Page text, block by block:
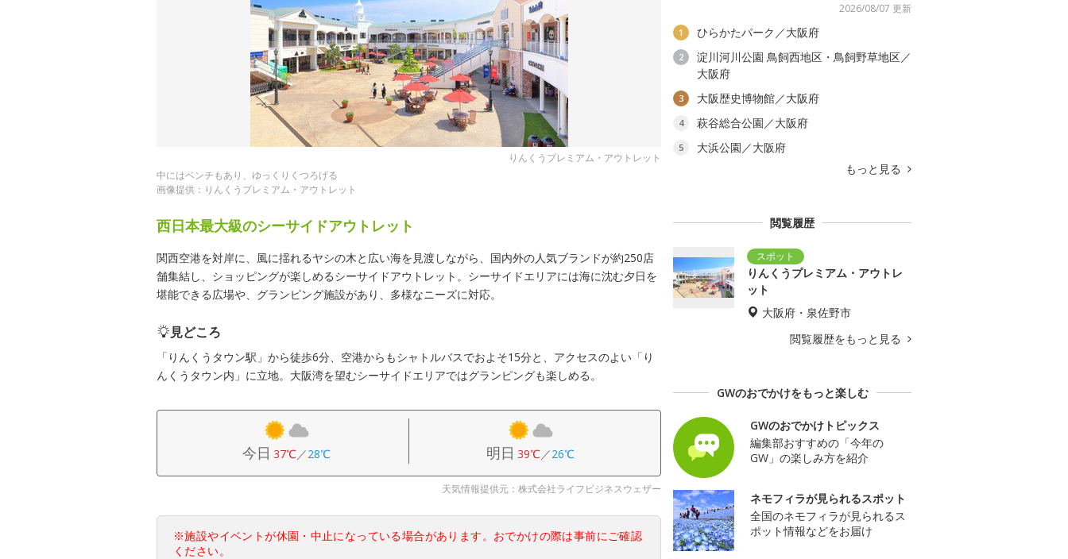
りんくうプレミアム・アウトレット
中にはベンチもあり、ゆっくりくつろげる
画像提供：りんくうプレミアム・アウトレット
西日本最大級のシーサイドアウトレット
関西空港を対岸に、風に揺れるヤシの木と広い海を見渡しながら、国内外の人気ブランドが約250店
舗集結し、ショッピングが楽しめるシーサイドアウトレット。シーサイドエリアには海に沈む夕日を
堪能できる広場や、グランピング施設があり、多様なニーズに対応。
見どころ
「りんくうタウン駅」から徒歩6分、空港からもシャトルバスでおよそ15分と、アクセスのよい「り
んくうタウン内」に立地。大阪湾を望むシーサイドエリアではグランピングも楽しめる。
今日 37℃／28℃ 明日 39℃／26℃
天気情報提供元：株式会社ライフビジネスウェザー
※施設やイベントが休園・中止になっている場合があります。おでかけの際は事前にご確認
ください。
2026/08/07 更新
1 ひらかたパーク／大阪府
2
淀川河川公園 鳥飼西地区・鳥飼野草地区／
大阪府
3 大阪歴史博物館／大阪府
4 萩谷総合公園／大阪府
5
大浜公園／大阪府
もっと見る
閲覧履歴
りんくうプレミアム・アウトレ
ット
大阪府・泉佐野市
閲覧履歴をもっと見る
GWのおでかけをもっと楽しむ
GWのおでかけトピックス
編集部おすすめの「今年の
GW」の楽しみ方を紹介
ネモフィラが見られるスポット
全国のネモフィラが見られるス
ポット情報などをお届け